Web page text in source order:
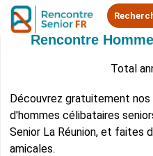
Rencontre
Total
Découvrez gratuitement
d'hommes célibataires
Senior La Réunion, et faites
amicales.